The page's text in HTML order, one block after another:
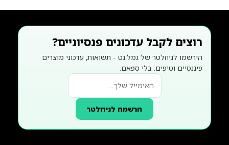
רוצים לקבל עדכונים פנסיוניים?
הירשמו לניוזלטר של גמל.נט - תשואות, עדכוני מוצרים
פיננסיים וטיפים. בלי ספאם.
הרשמה לניוזלטר